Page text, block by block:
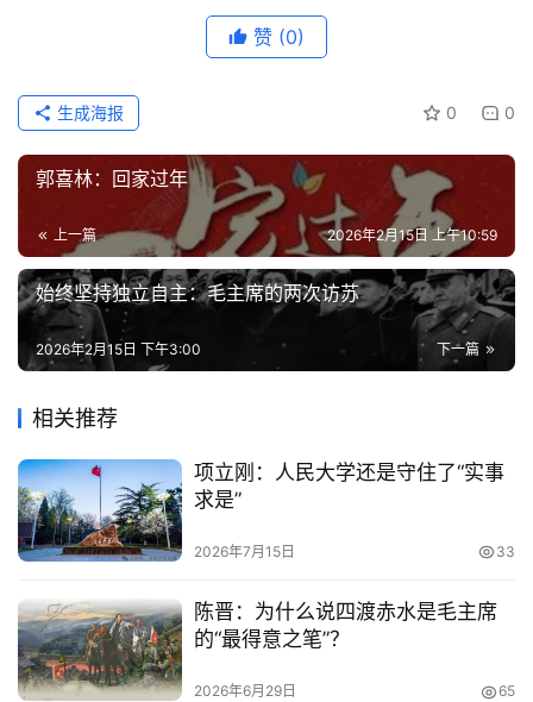
赞 (0)
0 0
生成海报
郭喜林：回家过年
上一篇 2026年2月15日 上午10:59
始终坚持独立自主：毛主席的两次访苏
下一篇
2026年2月15日 下午3:00
相关推荐
项立刚：人民大学还是守住了“实事
求是”
2026年7月15日 33
陈晋：为什么说四渡赤水是毛主席
的“最得意之笔”？
2026年6月29日 65